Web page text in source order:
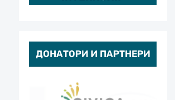
ДОНАТОРИ И ПАРТНЕРИ